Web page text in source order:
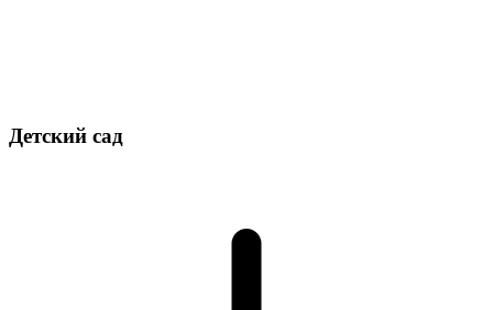
Детский сад